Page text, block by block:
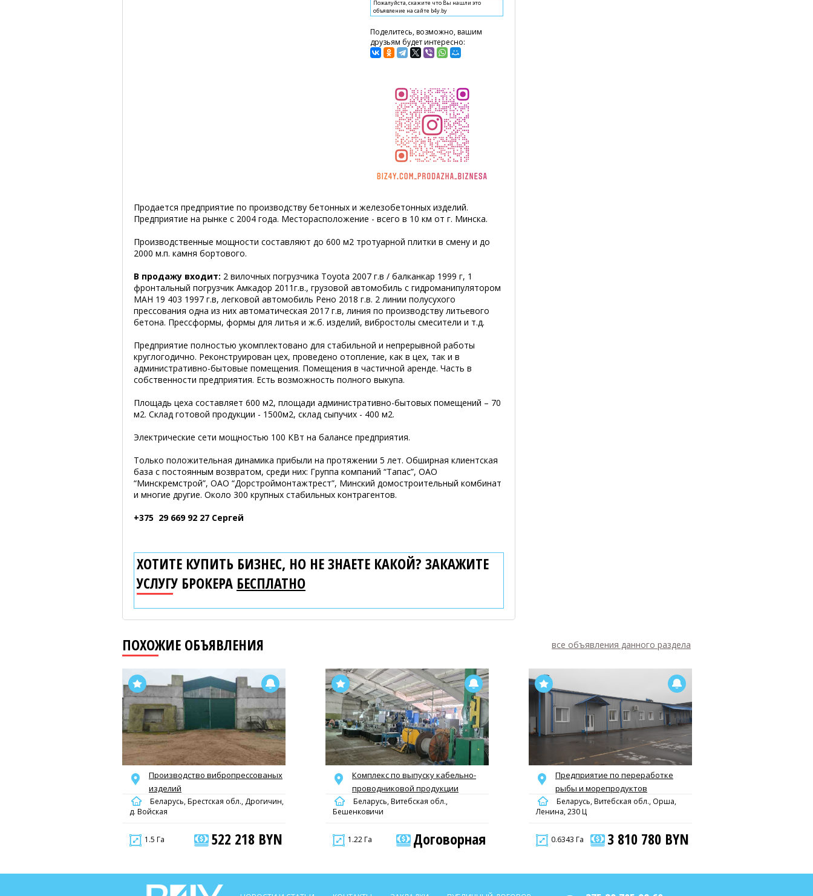
Пожалуйста, скажите что Вы нашли это
объявление на сайте b4y.by
Поделитесь, возможно, вашим
друзьям будет интересно:
Продается предприятие по производству бетонных и железобетонных изделий.
Предприятие на рынке с 2004 года. Месторасположение - всего в 10 км от г. Минска.
Производственные мощности составляют до 600 м2 тротуарной плитки в смену и до
2000 м.п. камня бортового.
В продажу входит: 2 вилочных погрузчика Toyota 2007 г.в / балканкар 1999 г, 1
фронтальный погрузчик Амкадор 2011г.в., грузовой автомобиль с гидроманипулятором
МАН 19 403 1997 г.в, легковой автомобиль Рено 2018 г.в. 2 линии полусухого
прессования одна из них автоматическая 2017 г.в, линия по производству литьевого
бетона. Прессформы, формы для литья и ж.б. изделий, вибростолы смесители и т.д.
Предприятие полностью укомплектовано для стабильной и непрерывной работы
круглогодично. Реконструирован цех, проведено отопление, как в цех, так и в
административно-бытовые помещения. Помещения в частичной аренде. Часть в
собственности предприятия. Есть возможность полного выкупа.
Площадь цеха составляет 600 м2, площади административно-бытовых помещений – 70
м2. Склад готовой продукции - 1500м2, склад сыпучих - 400 м2.
Электрические сети мощностью 100 КВт на балансе предприятия.
Только положительная динамика прибыли на протяжении 5 лет. Обширная клиентская
база с постоянным возвратом, среди них: Группа компаний “Тапас”, ОАО
“Минскремстрой”, ОАО “Дорстроймонтажтрест”, Минский домостроительный комбинат
и многие другие. Около 300 крупных стабильных контрагентов.
+375 29 669 92 27 Сергей
ХОТИТЕ КУПИТЬ БИЗНЕС, НО НЕ ЗНАЕТЕ КАКОЙ? ЗАКАЖИТЕ
УСЛУГУ БРОКЕРА БЕСПЛАТНО
ПОХОЖИЕ ОБЪЯВЛЕНИЯ все объявления данного раздела
Производство вибропрессованых
изделий
Беларусь, Брестская обл., Дрогичин,
д. Войская
1.5 Га 522 218 BYN
Комплекс по выпуску кабельно-
проводниковой продукции
Беларусь, Витебская обл.,
Бешенковичи
1.22 Га Договорная
Предприятие по переработке
рыбы и морепродуктов
Беларусь, Витебская обл., Орша,
Ленина, 230 Ц
0.6343 Га 3 810 780 BYN